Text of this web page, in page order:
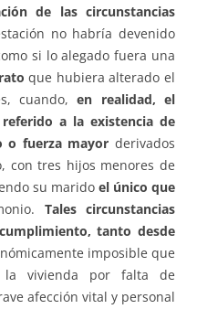
de las circunstancias
no habría devenido
si lo alegado fuera una
que hubiera alterado el
cuando,en realidad, el
a la existencia de
o fuerza mayor derivados
con tres hijos menores de
su marido el único que
Tales circunstancias
tanto desde
imposible que
la vivienda por falta de
afección vital y personal